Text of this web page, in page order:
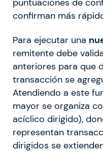
puntuaciones de
confirman más
Para ejecutar una
remitente debe
anteriores para que
transacción se
Atendiendo a este
mayor se organiza
acíclico dirigido),
representan
dirigidos se